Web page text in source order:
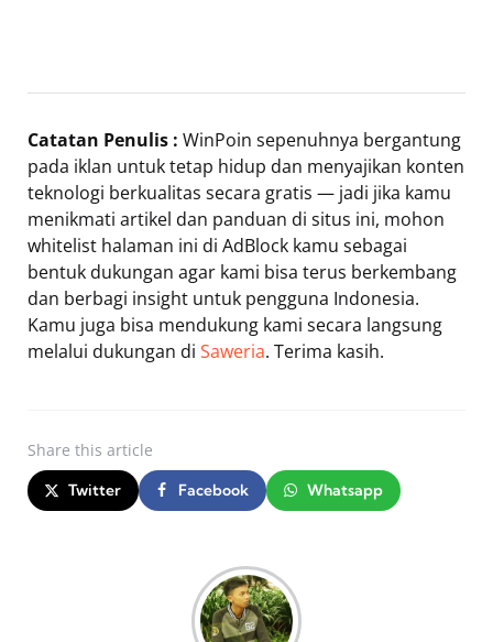
Catatan Penulis : WinPoin sepenuhnya bergantung
pada iklan untuk tetap hidup dan menyajikan konten
teknologi berkualitas secara gratis — jadi jika kamu
menikmati artikel dan panduan di situs ini, mohon
whitelist halaman ini di AdBlock kamu sebagai
bentuk dukungan agar kami bisa terus berkembang
dan berbagi insight untuk pengguna Indonesia.
Kamu juga bisa mendukung kami secara langsung
melalui dukungan di Saweria. Terima kasih.
Share this article
Twitter Facebook Whatsapp